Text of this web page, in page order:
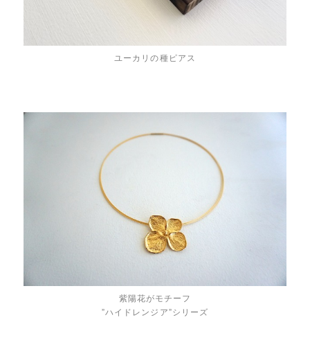
ユーカリの種ピアス
紫陽花がモチーフ
”ハイドレンジア”シリーズ